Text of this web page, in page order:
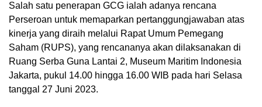
Salah satu penerapan GCG ialah adanya rencana
Perseroan untuk memaparkan pertanggungjawaban atas
kinerja yang diraih melalui Rapat Umum Pemegang
Saham (RUPS), yang rencananya akan dilaksanakan di
Ruang Serba Guna Lantai 2, Museum Maritim Indonesia
Jakarta, pukul 14.00 hingga 16.00 WIB pada hari Selasa
tanggal 27 Juni 2023.